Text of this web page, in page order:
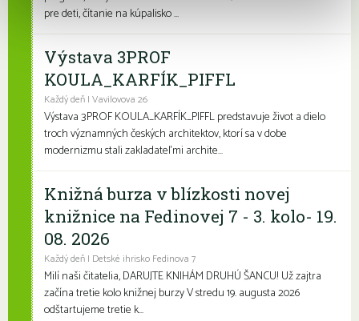
pre deti, čítanie na kúpalisko ...
Výstava 3PROF
KOULA_KARFÍK_PIFFL
Každý deň | Vavilovova 26
Výstava 3PROF KOULA_KARFÍK_PIFFL predstavuje život a dielo
troch významných českých architektov, ktorí sa v dobe
modernizmu stali zakladateľmi archite...
Knižná burza v blízkosti novej
knižnice na Fedinovej 7 - 3. kolo- 19.
08. 2026
Každý deň | Detské ihrisko Fedinova 7
Milí naši čitatelia, DARUJTE KNIHÁM DRUHÚ ŠANCU! Už zajtra
začína tretie kolo knižnej burzy V stredu 19. augusta 2026
odštartujeme tretie k...